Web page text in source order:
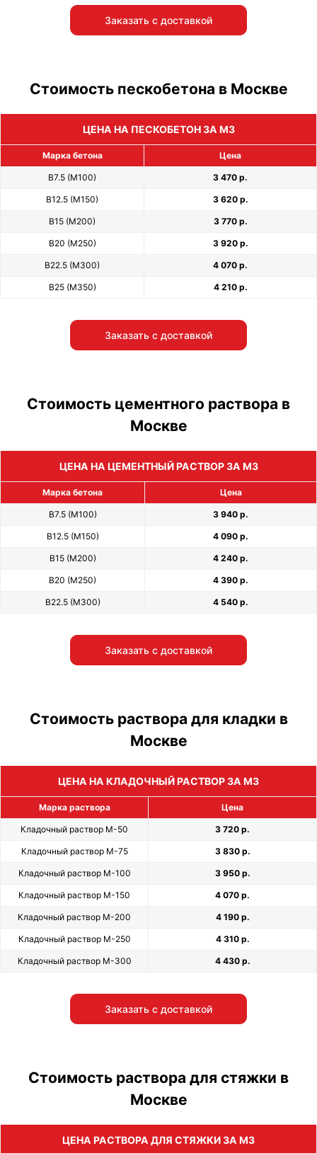
Заказать с доставкой
Стоимость пескобетона в Москве
ЦЕНА НА ПЕСКОБЕТОН ЗА М3
Марка бетона Цена
В7.5 (М100) 3 470 р.
В12.5 (М150) 3 620 р.
В15 (М200) 3 770 р.
В20 (М250) 3 920 р.
В22.5 (М300) 4 070 р.
В25 (М350) 4 210 р.
Заказать с доставкой
Стоимость цементного раствора в
Москве
ЦЕНА НА ЦЕМЕНТНЫЙ РАСТВОР ЗА М3
Марка бетона Цена
В7.5 (М100) 3 940 р.
В12.5 (М150) 4 090 р.
В15 (М200) 4 240 р.
В20 (М250) 4 390 р.
В22.5 (М300) 4 540 р.
Заказать с доставкой
Стоимость раствора для кладки в
Москве
ЦЕНА НА КЛАДОЧНЫЙ РАСТВОР ЗА М3
Марка раствора Цена
Кладочный раствор М-50 3 720 р.
Кладочный раствор М-75 3 830 р.
Кладочный раствор М-100 3 950 р.
Кладочный раствор М-150 4 070 р.
Кладочный раствор М-200 4 190 р.
Кладочный раствор М-250 4 310 р.
Кладочный раствор М-300 4 430 р.
Заказать с доставкой
Стоимость раствора для стяжки в
Москве
ЦЕНА РАСТВОРА ДЛЯ СТЯЖКИ ЗА М3